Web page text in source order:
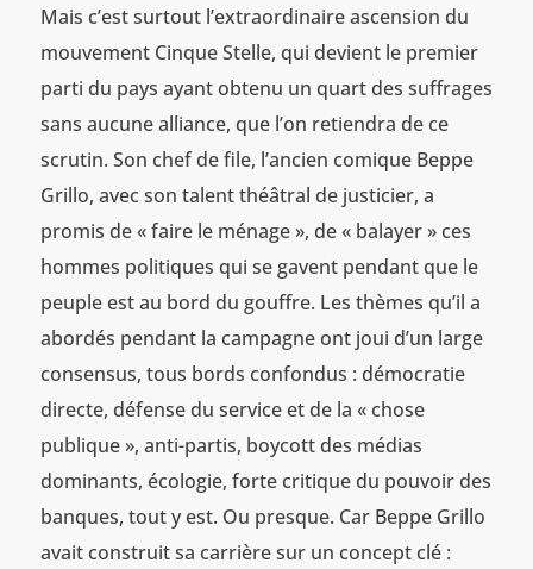
Mais c’est surtout l’extraordinaire ascension du
mouvement Cinque Stelle, qui devient le premier
parti du pays ayant obtenu un quart des suffrages
sans aucune alliance, que l’on retiendra de ce
scrutin. Son chef de file, l’ancien comique Beppe
Grillo, avec son talent théâtral de justicier, a
promis de « faire le ménage », de « balayer » ces
hommes politiques qui se gavent pendant que le
peuple est au bord du gouffre. Les thèmes qu’il a
abordés pendant la campagne ont joui d’un large
consensus, tous bords confondus : démocratie
directe, défense du service et de la « chose
publique », anti-partis, boycott des médias
dominants, écologie, forte critique du pouvoir des
banques, tout y est. Ou presque. Car Beppe Grillo
avait construit sa carrière sur un concept clé :